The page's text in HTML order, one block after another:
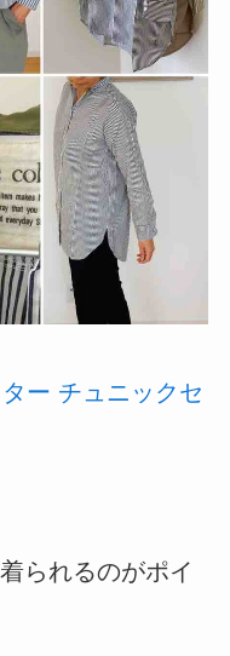
ー チュニックセ
られるのがポイ